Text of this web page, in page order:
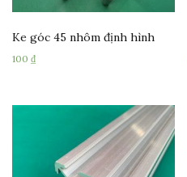
Ke góc 45 nhôm định hình
100 ₫